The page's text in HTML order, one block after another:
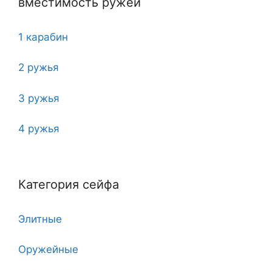
1 карабин
2 ружья
3 ружья
4 ружья
6
7
7 клинков
Категория сейфа
Элитные
Оружейные